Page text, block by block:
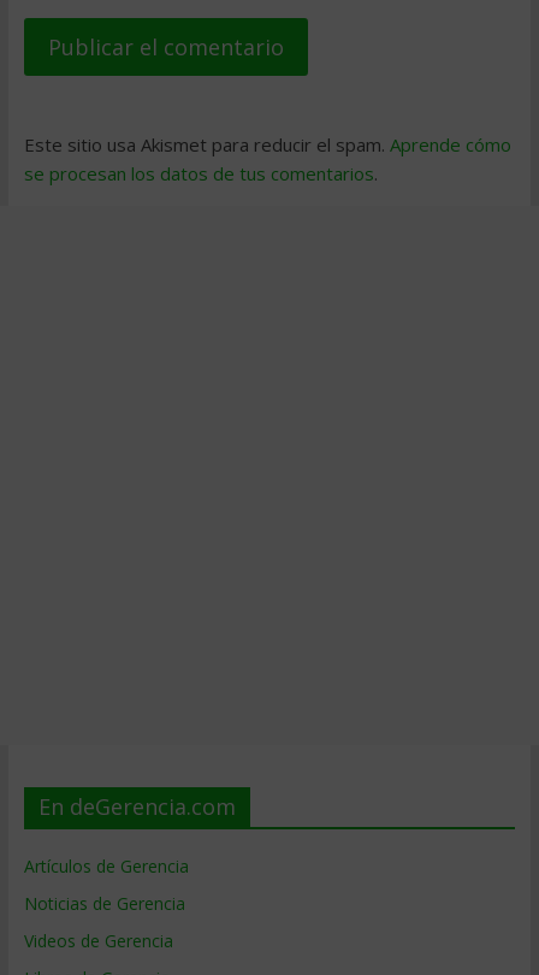
Este sitio usa Akismet para reducir el spam. Aprende cómo
se procesan los datos de tus comentarios.
En deGerencia.com
Artículos de Gerencia
Noticias de Gerencia
Videos de Gerencia